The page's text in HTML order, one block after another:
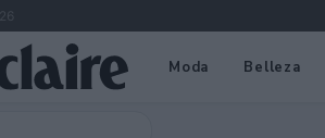
Moda Belleza